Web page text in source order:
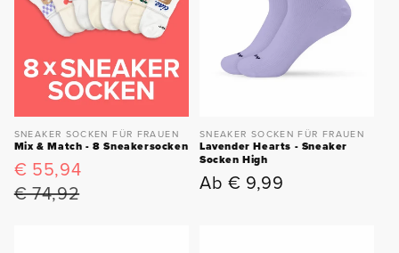
SNEAKER SOCKEN FÜR FRAUEN
Mix & Match - 8 Sneakersocken
Verkaufspreis
€ 55,94
€ 74,92
SNEAKER SOCKEN FÜR FRAUEN
Lavender Hearts - Sneaker
Socken High
Normaler
Ab € 9,99